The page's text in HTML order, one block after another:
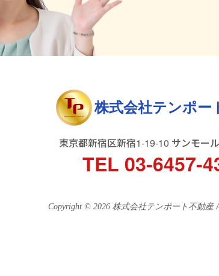
株式会社テンポー
東京都新宿区新宿1-19-10 サンモー
TEL 03-6457-
Copyright © 2026 株式会社テンポート不動産